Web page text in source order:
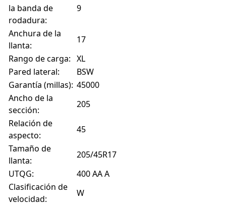
la banda de
rodadura:
9
Anchura de la
llanta:
17
Rango de carga: XL
Pared lateral:
BSW
Garantía (millas): 45000
Ancho de la
sección:
205
Relación de
aspecto:
45
Tamaño de
llanta:
205/45R17
UTQG:
400 AA A
Clasificación de
velocidad:
W